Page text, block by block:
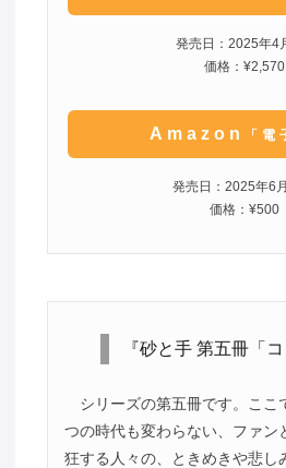
発売日：2025年4
価格：¥2,570
Amazon 「電
発売日：2025年6
価格：¥500
『砂と手 第五冊「
シリーズの第五冊です。ここ
つの時代も変わらない、ファン
狂する人々の、ときめきや悲し